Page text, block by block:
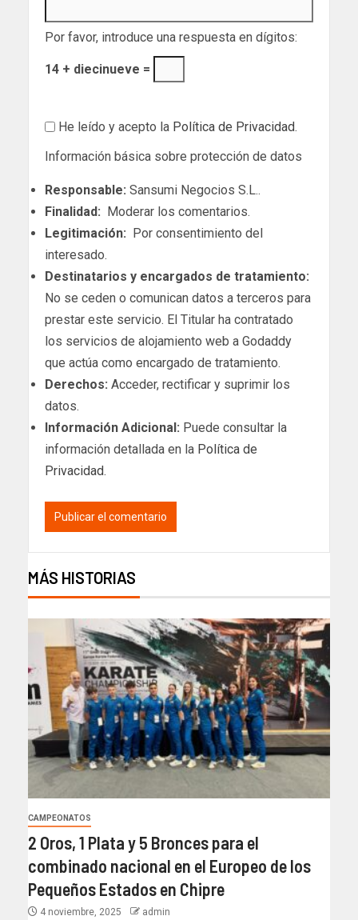
Por favor, introduce una respuesta en dígitos:
14 + diecinueve =
He leído y acepto la Política de Privacidad.
Información básica sobre protección de datos
Responsable: Sansumi Negocios S.L..
Finalidad: Moderar los comentarios.
Legitimación: Por consentimiento del
interesado.
Destinatarios y encargados de tratamiento:
No se ceden o comunican datos a terceros para
prestar este servicio. El Titular ha contratado
los servicios de alojamiento web a Godaddy
que actúa como encargado de tratamiento.
Derechos: Acceder, rectificar y suprimir los
datos.
Información Adicional: Puede consultar la
información detallada en la Política de
Privacidad.
MÁS HISTORIAS
CAMPEONATOS
2 Oros, 1 Plata y 5 Bronces para el
combinado nacional en el Europeo de los
Pequeños Estados en Chipre
4 noviembre, 2025 admin